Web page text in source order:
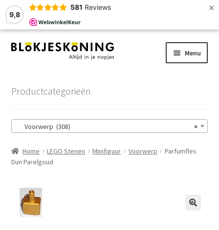
9,8
581 Reviews ×
Ga
Ga
Menu
Winkelmand
Afrekenen
Zoekhulp
Productcategorieën
×
Voorwerp (308)
Home LEGO Stenen Minifiguur Voorwerp
Parfumfles
Dun Parelgoud